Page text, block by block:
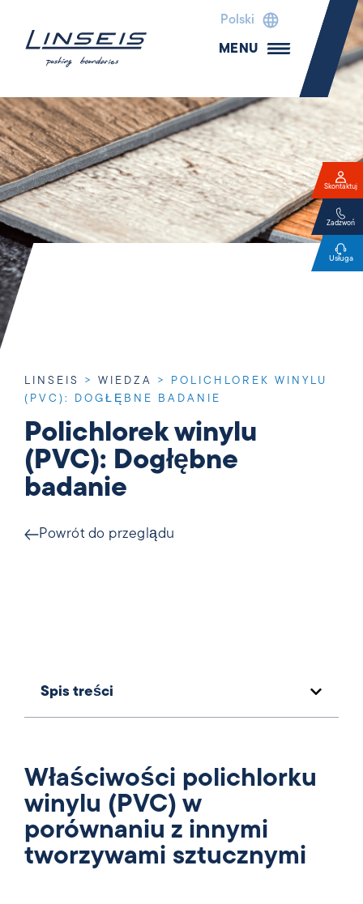
Polski
MENU
LINSEIS > WIEDZA > POLICHLOREK WINYLU
(PVC): DOGŁĘBNE BADANIE
Polichlorek winylu
(PVC): Dogłębne
badanie
Powrót do przeglądu
Spis treści
Właściwości polichlorku
winylu (PVC) w
porównaniu z innymi
tworzywami sztucznymi
Skontaktuj
Zadzwoń
Usługa